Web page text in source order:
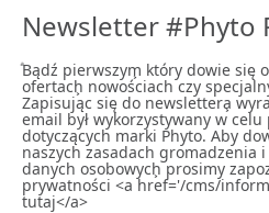
Newsletter #Phyto
ͣBądź pierwszym͕ który dowie się
ofertach͕ nowościach czy
Zapisując się do newslettera͕
email był wykorzystywany w
dotyczących marki Phyto. Aby
naszych zasadach gromadzenia
danych osobowych͕ prosimy
prywatności <a href='/cms/
tutaj</a>